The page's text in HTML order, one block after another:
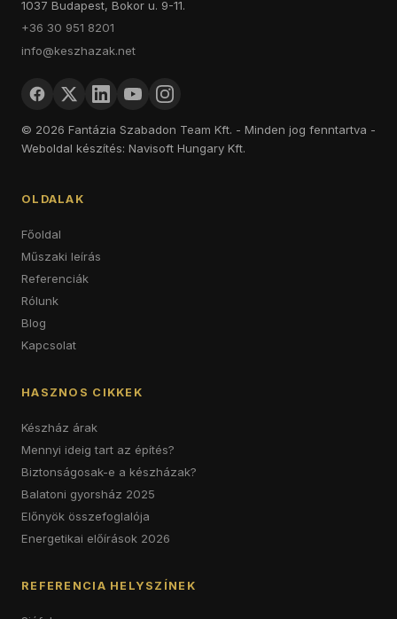
1037 Budapest, Bokor u. 9-11.
+36 30 951 8201
info@keszhazak.net
© 2026 Fantázia Szabadon Team Kft. - Minden jog fenntartva -
Weboldal készítés: Navisoft Hungary Kft.
OLDALAK
Főoldal
Műszaki leírás
Referenciák
Rólunk
Blog
Kapcsolat
HASZNOS CIKKEK
Készház árak
Mennyi ideig tart az építés?
Biztonságosak-e a készházak?
Balatoni gyorsház 2025
Előnyök összefoglalója
Energetikai előírások 2026
REFERENCIA HELYSZÍNEK